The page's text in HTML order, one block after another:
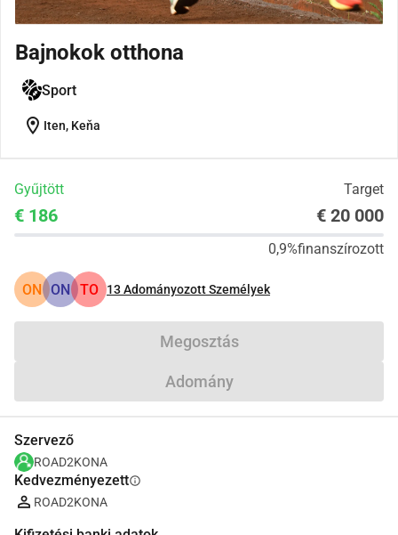
Bajnokok otthona
Sport
location_on Iten, Keňa
Gyűjtött Target
€ 186 € 20 000
0,9%finanszírozott
ON ON TO 13Adományozott Személyek
Megosztás
Adomány
Szervező
ROAD2KONA
Kedvezményezettinfo
ROAD2KONA